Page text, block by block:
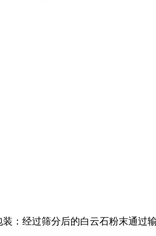
：经过筛分后的白云石粉末通过